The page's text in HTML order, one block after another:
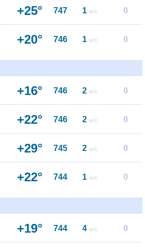
+25° 747 1 м/с 0
+20° 746 1 м/с 0
+16° 746 2 м/с 0
+22° 746 2 м/с 0
+29° 745 2 м/с 0
+22° 744 1 м/с 0
+19° 744 4 м/с 0